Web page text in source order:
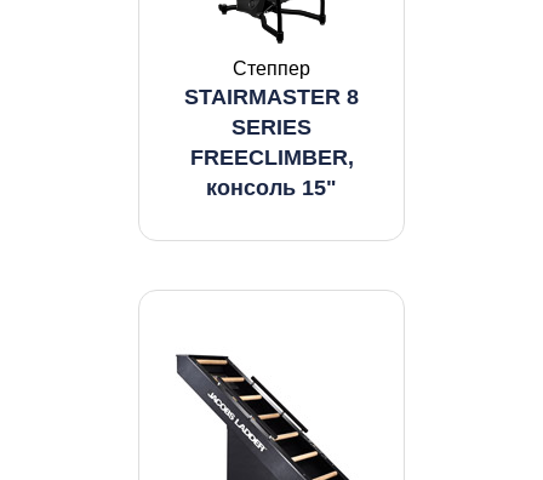
Степпер
STAIRMASTER 8
SERIES
FREECLIMBER,
консоль 15"